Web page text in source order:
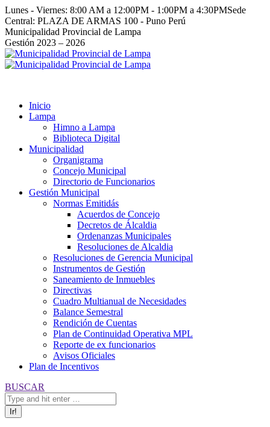
Saltar
al
contenido
Lunes - Viernes: 8:00 AM a 12:00PM - 1:00PM a 4:30PMSede
Central: PLAZA DE ARMAS 100 - Puno Perú
Facebook
page
opens
in
Instagram
page
opens
in
YouTube
page
opens
in
Twitter
page
opens
in
Municipalidad Provincial de Lampa
Gestión 2023 – 2026
Inicio
Lampa
Himno a Lampa
Biblioteca Digital
Municipalidad
Organigrama
Concejo Municipal
Directorio de Funcionarios
Gestión Municipal
Normas Emitidás
Acuerdos de Concejo
Decretos de Álcaldia
Ordenanzas Municipales
Resoluciones de Alcaldia
Resoluciones de Gerencia Municipal
Instrumentos de Gestión
Saneamiento de Inmuebles
Directivas
Cuadro Multianual de Necesidades
Balance Semestral
Rendición de Cuentas
Plan de Continuidad Operativa MPL
Reporte de ex funcionarios
Avisos Oficiales
Plan de Incentivos
Buscar:
BUSCAR